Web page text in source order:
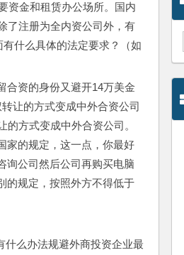
资金和租赁办公场所。国内
了注册为全内资公司外，有
什么具体的法定要求？（如
合资的身份又避开14万美金
让的方式变成中外合资公司
方式变成中外合资公司。
家的规定，这一点，你最好
询公司然后公司再购买电脑
的规定，按照外方不得低于
什么办法规避外商投资企业最